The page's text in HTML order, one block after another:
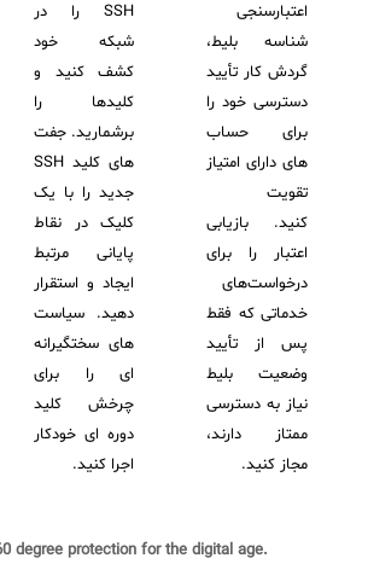
اعتبارسنجی
شناسه بلیط،
گردش کار تأیید
دسترسی خود را
برای حساب
های دارای امتیاز
تقویت
کنید. بازیابی
اعتبار را برای
درخواست‌های
خدماتی که فقط
پس از تأیید
وضعیت بلیط
نیاز به دسترسی
ممتاز دارند،
مجاز کنید.
SSH را در
شبکه خود
کشف کنید و
کلیدها را
برشمارید. جفت
های کلید SSH
جدید را با یک
کلیک در نقاط
پایانی مرتبط
ایجاد و استقرار
دهید. سیاست
های سختگیرانه
ای را برای
چرخش کلید
دوره ای خودکار
اجرا کنید.
degree protection for the digital age.